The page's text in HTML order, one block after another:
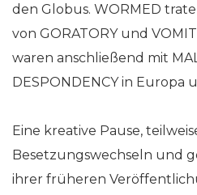
den Globus. WORMED
von GORATORY und
waren anschließend mit
DESPONDENCY in Europa
Eine kreative Pause,
Besetzungswechseln und
ihrer früheren